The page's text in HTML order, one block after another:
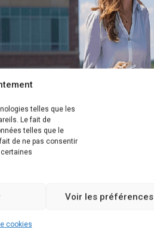
telles que les
Le fait de
telles que le
de ne pas consentir
Voir les préférences
cookies